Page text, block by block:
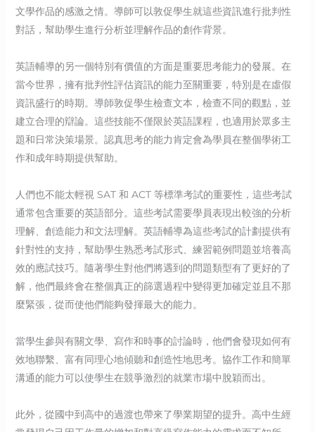
文學作品的感激之情。導師可以敦促學生就這些資訊進行批判性
對話，幫助學生進行分析並理解作品的創作背景。
英語輔導的另一個特別有價值的方面是重要思考能力的發展。在
當今世界，擁有批判性評估資訊的能力至關重要，特別是在虛假
資訊盛行的時期。導師敦促學生檢查文本，檢查不同的觀點，並
建立合理的辯論。這些技能不僅限於英語課程，也適用於眾多主
題和日常決策場景。認真思考的能力肯定會為學員在整個學術工
作和成年時期提供幫助。
人們也不能太輕視 SAT 和 ACT 等標準考試的重要性，這些考試
通常包含重要的英語部分。這些考試需要學員表現出較強的分析
理解、創造能力和文法理解。英語輔導為這些考試的計劃提供有
針對性的支持，幫助學生熟悉考試形式、練習範例問題並培養高
效的應試技巧。隨著學生對他們將遇到的問題類型有了更好的了
解，他們最終會在整個真正的篩選過程中變得更加確定並且不那
麼緊張，從而使他們能夠發揮最大的能力。
當學生參與有關文學、寫作和時事的討論時，他們會發現如何有
效地聯繫、富有同理心地傾聽和創造性地思考。協作工作和簡單
溝通的能力可以使學生在競爭激烈的就業市場中脫穎而出。
此外，從國中到高中的過渡也帶來了學業期望的提升。高中生經